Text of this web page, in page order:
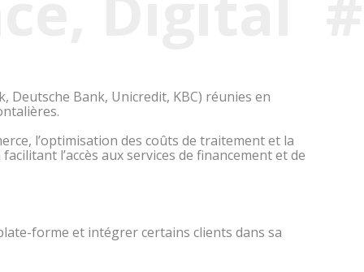
Deutsche Bank, Unicredit, KBC) réunies en
l’optimisation des coûts de traitement et la
l’accès aux services de financement et de
forme et intégrer certains clients dans sa